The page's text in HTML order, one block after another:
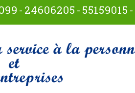
- 24606205 - 55159015 -